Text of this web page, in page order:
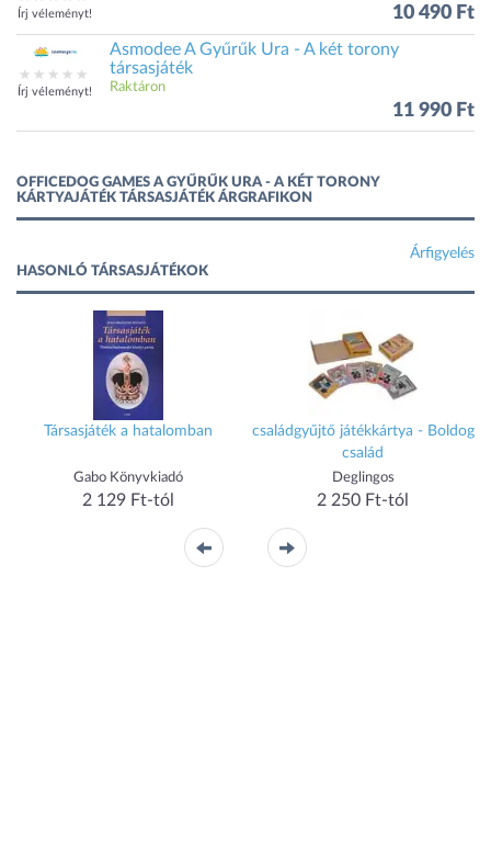
Írj véleményt! 10 490 Ft
Írj véleményt!
Asmodee A Gyűrűk Ura - A két torony
társasjáték
Raktáron
11 990 Ft
OFFICEDOG GAMES A GYŰRŰK URA - A KÉT TORONY
KÁRTYAJÁTÉK TÁRSASJÁTÉK ÁRGRAFIKON
Árfigyelés
HASONLÓ TÁRSASJÁTÉKOK
Társasjáték a hatalomban
Gabo Könyvkiadó
2 129 Ft-tól
családgyűjtő játékkártya - Boldog
család
Deglingos
2 250 Ft-tól